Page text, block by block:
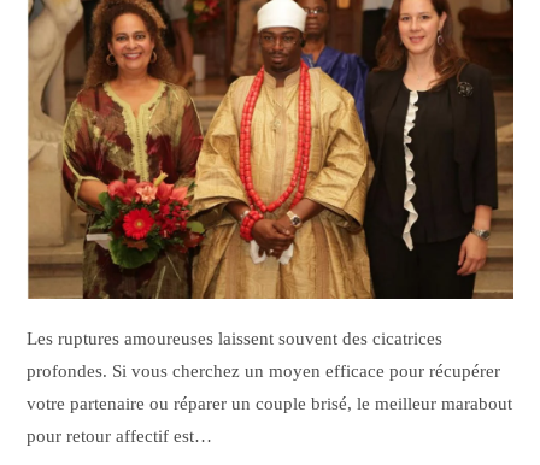
Les ruptures amoureuses laissent souvent des cicatrices
profondes. Si vous cherchez un moyen efficace pour récupérer
votre partenaire ou réparer un couple brisé, le meilleur marabout
pour retour affectif est…